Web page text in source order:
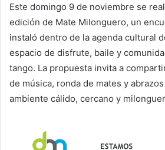
Este domingo 9 de noviembre se
edición de Mate Milonguero, un
instaló dentro de la agenda cultural
espacio de disfrute, baile y
tango. La propuesta invita a
de música, ronda de mates y
ambiente cálido, cercano y